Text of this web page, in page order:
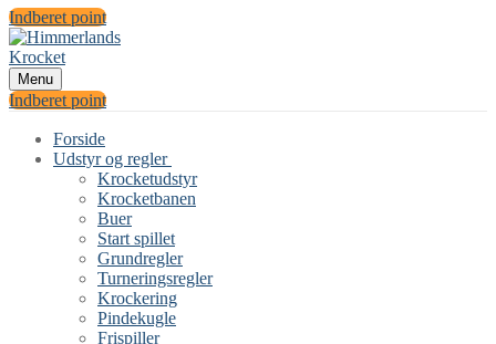
Indberet point
Menu
Indberet point
Forside
Udstyr og regler
Krocketudstyr
Krocketbanen
Buer
Start spillet
Grundregler
Turneringsregler
Krockering
Pindekugle
Frispiller